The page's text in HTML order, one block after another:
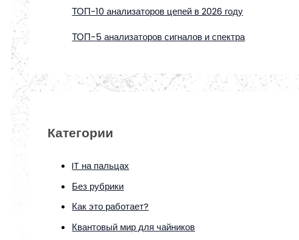
ТОП-10 анализаторов цепей в 2026 году
ТОП-5 анализаторов сигналов и спектра
Категории
IT на пальцах
Без рубрики
Как это работает?
Квантовый мир для чайников